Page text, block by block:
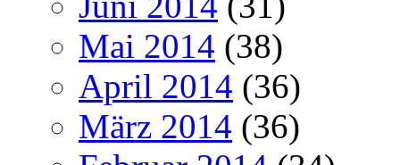
Mai 2014 (38)
April 2014 (36)
März 2014 (36)